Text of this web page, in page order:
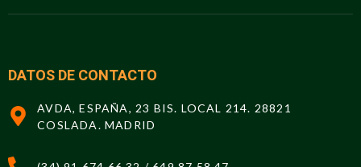
DATOS DE CONTACTO
AVDA, ESPAÑA, 23 BIS. LOCAL 214. 28821
COSLADA. MADRID